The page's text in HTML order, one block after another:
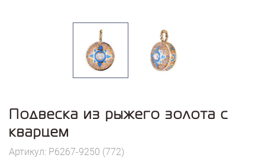
Подвеска из рыжего золота с
кварцем
Артикул: P6267-9250 (772)